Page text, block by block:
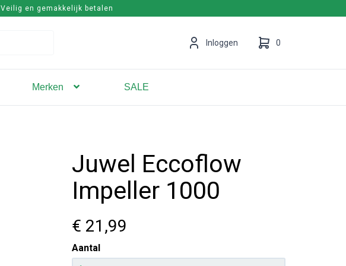
Veilig en gemakkelijk betalen
Inloggen 0
Vul hem met producten.
Merken SALE
Juwel Eccoflow
Impeller 1000
€ 21 ,99
Aantal